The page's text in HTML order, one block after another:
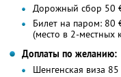
Дорожный сбор 50
Билет на паром: 80
(место в 2-местных
Доплаты по желанию:
Шенгенская виза